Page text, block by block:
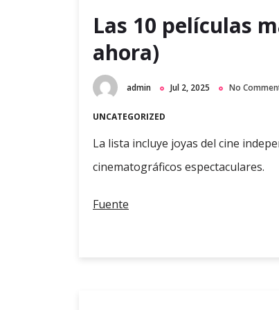
Las 10 películas
ahora)
admin Jul 2, 2025 No
UNCATEGORIZED
La lista incluye joyas del cine
cinematográficos espectaculares.
Fuente